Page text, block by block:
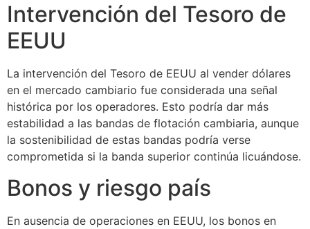
Intervención del Tesoro de
EEUU
La intervención del Tesoro de EEUU al vender dólares
en el mercado cambiario fue considerada una señal
histórica por los operadores. Esto podría dar más
estabilidad a las bandas de flotación cambiaria, aunque
la sostenibilidad de estas bandas podría verse
comprometida si la banda superior continúa licuándose.
Bonos y riesgo país
En ausencia de operaciones en EEUU, los bonos en